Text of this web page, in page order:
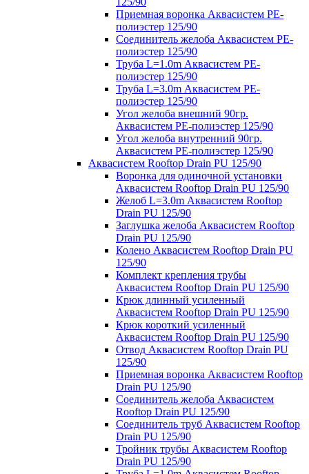
Приемная воронка Аквасистем PE-
полиэстер 125/90
Соединитель желоба Аквасистем PE-
полиэстер 125/90
Труба L=1.0m Аквасистем PE-
полиэстер 125/90
Труба L=3.0m Аквасистем PE-
полиэстер 125/90
Угол желоба внешний 90гр.
Аквасистем PE-полиэстер 125/90
Угол желоба внутренний 90гр.
Аквасистем PE-полиэстер 125/90
Аквасистем Rooftop Drain PU 125/90
Воронка для одиночной установки
Аквасистем Rooftop Drain PU 125/90
Желоб L=3.0m Аквасистем Rooftop
Drain PU 125/90
Заглушка желоба Аквасистем Rooftop
Drain PU 125/90
Колено Аквасистем Rooftop Drain PU
125/90
Комплект крепления трубы
Аквасистем Rooftop Drain PU 125/90
Крюк длинный усиленный
Аквасистем Rooftop Drain PU 125/90
Крюк короткий усиленный
Аквасистем Rooftop Drain PU 125/90
Отвод Аквасистем Rooftop Drain PU
125/90
Приемная воронка Аквасистем Rooftop
Drain PU 125/90
Соединитель желоба Аквасистем
Rooftop Drain PU 125/90
Соединитель труб Аквасистем Rooftop
Drain PU 125/90
Тройник трубы Аквасистем Rooftop
Drain PU 125/90